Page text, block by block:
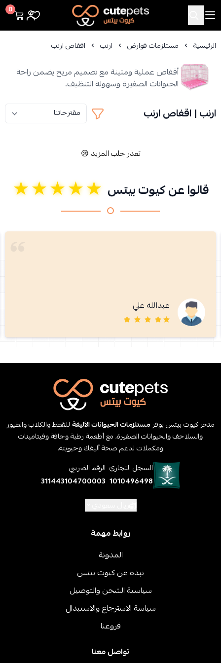
Cutepets
0
الرئيسية مستلزمات قوارض ارنب اقفاص ارنب
أقفاص عملية ومتينة مع تصميم مريح يضمن راحة
الحيوانات الصغيرة وسهولة التنظيف.
ارنب | اقفاص ارنب
تعذر جلب المزيد 😢
قالوا عن كيوت بيتس ★★★★★
عبدالله علي
متجر كيوت بيتس يوفر مستلزمات الحيوانات الأليفةللقطط والكلاب والطيور
والسلاحف والحيوانات الصغيرة، مع أطعمة رطبة وجافة وفيتامينات
ومكملات لدعم صحة أليفك وحيويته.
السجل التجاري
1010496498
الرقم الضريبي
311443104700003
روابط مهمة
المدونة
نبذه عن كيوت بيتس
سياسية الشحن والتوصيل
سياسة الاسترجاع والاستبدال
فروعنا
تواصل معنا